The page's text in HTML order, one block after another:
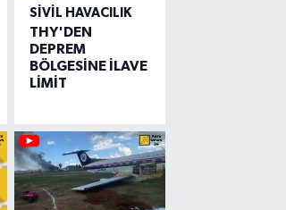
SIVIL HAVACILIK
THY'DEN
DEPREM
BÖLGESİNE İLAVE
LİMİT